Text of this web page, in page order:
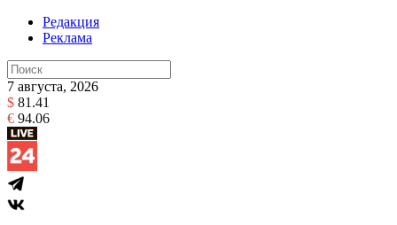
Редакция
Реклама
7 августа, 2026
$ 81.41
€ 94.06